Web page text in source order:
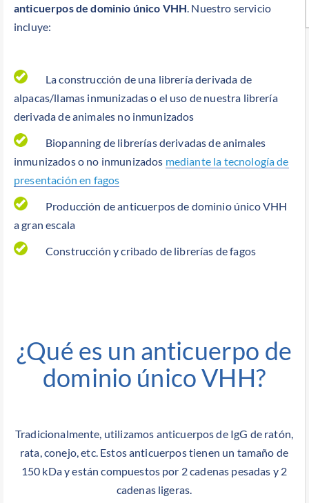
anticuerpos de dominio único VHH. Nuestro servicio
incluye:
La construcción de una librería derivada de
alpacas/llamas inmunizadas o el uso de nuestra librería
derivada de animales no inmunizados
Biopanning de librerías derivadas de animales
inmunizados o no inmunizados mediante la tecnología de
presentación en fagos
Producción de anticuerpos de dominio único VHH
a gran escala
Construcción y cribado de librerías de fagos
¿Qué es un anticuerpo de
dominio único VHH?
Tradicionalmente, utilizamos anticuerpos de IgG de ratón,
rata, conejo, etc. Estos anticuerpos tienen un tamaño de
150 kDa y están compuestos por 2 cadenas pesadas y 2
cadenas ligeras.